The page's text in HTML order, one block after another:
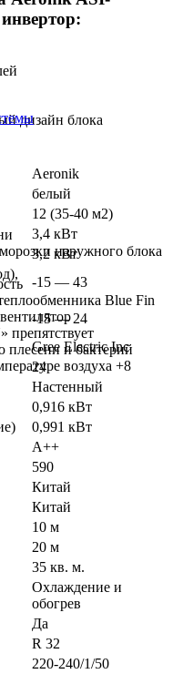
дизайн блока
наружного блока
Blue Fin
препятствует
плесени и бактерий
воздуха +8
Aeronik
белый
12 (35-40 м2)
3,4 кВт
3,2 кВт
-15 — 43
-15 — 24
Gree Electric Inc
24
Настенный
0,916 кВт
0,991 кВт
A++
590
Китай
Китай
10 м
20 м
35 кв. м.
Охлаждение и
обогрев
Да
R 32
220-240/1/50